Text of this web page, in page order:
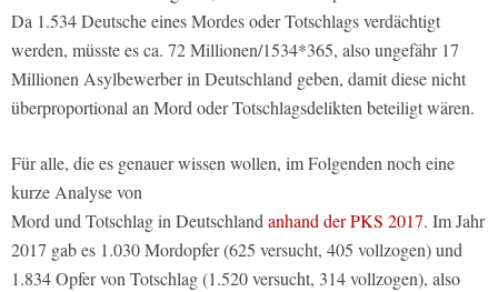
Da 1.534 Deutsche eines Mordes oder Totschlags verdächtigt
werden, müsste es ca. 72 Millionen/1534*365, also ungefähr 17
Millionen Asylbewerber in Deutschland geben, damit diese nicht
überproportional an Mord oder Totschlagsdelikten beteiligt wären.
Für alle, die es genauer wissen wollen, im Folgenden noch eine
kurze Analyse von
Mord und Totschlag in Deutschlandanhand der PKS 2017. Im Jahr
2017 gab es 1.030 Mordopfer (625 versucht, 405 vollzogen) und
1.834 Opfer von Totschlag (1.520 versucht, 314 vollzogen), also